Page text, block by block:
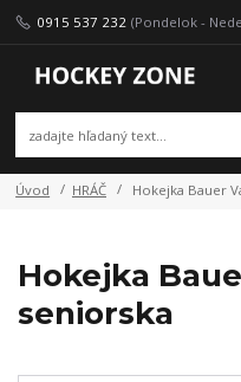
0915 537 232 (Pondelok -
Úvod HRÁČ Hokejka Bauer
Hokejka
seniorska